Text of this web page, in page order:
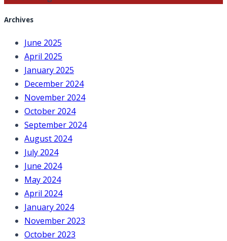
Archives
June 2025
April 2025
January 2025
December 2024
November 2024
October 2024
September 2024
August 2024
July 2024
June 2024
May 2024
April 2024
January 2024
November 2023
October 2023